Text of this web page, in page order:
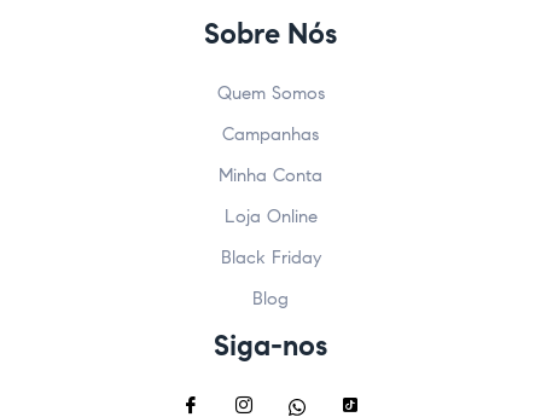
Sobre Nós
Quem Somos
Campanhas
Minha Conta
Loja Online
Black Friday
Blog
Siga-nos